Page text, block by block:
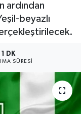
ardından
beyazlı
1 DK
SÜRESI